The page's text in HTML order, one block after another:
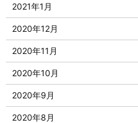
2021年1月
2020年12月
2020年11月
2020年10月
2020年9月
2020年8月